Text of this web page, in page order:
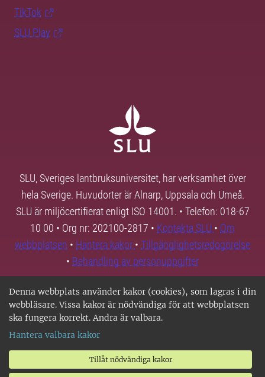
Denna webbplats använder kakor (cookies), som lagras i din
webbläsare. Vissa kakor är nödvändiga för att webbplatsen
ska fungera korrekt. Andra är valbara.
Hantera valbara kakor
Tillåt nödvändiga kakor
TikTok
SLU Play
SLU, Sveriges lantbruksuniversitet, har verksamhet över
hela Sverige. Huvudorter är Alnarp, Uppsala och Umeå.
SLU är miljöcertifierat enligt ISO 14001. • Telefon: 018-67
10 00 • Org nr: 202100-2817 • Kontakta SLU • Om
webbplatsen • Hantera kakor • Tillgänglighetsredogörelse
• Behandling av personuppgifter